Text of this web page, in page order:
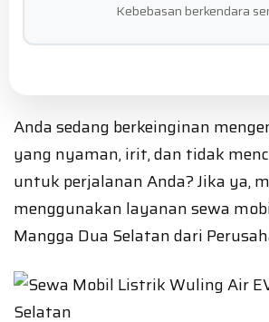
Kebebasan berkendara
Anda sedang berkeinginan
yang nyaman, irit, dan tidak
untuk perjalanan Anda? Jika ya,
menggunakan layanan sewa
Mangga Dua Selatan dari